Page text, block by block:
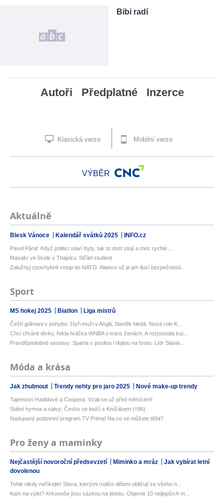
Bibi radí
Autoři Předplatné Inzerce
Klasická verze Mobilní verze
VÝBĚR
Aktuálně
Blesk Vánoce Kalendář svátků 2025 INFO.cz
Pavel Páral: Když politici staví byty, tak to dost stojí a moc rychle ...
Masakr ve škole v Thajsku: Střílel student
Zalužnyj zpochybnil vstup do NATO. Aliance už je jen iluzí bezpečnosti...
Sport
MS hokej 2025 Biatlon Liga mistrů
Čeští gólmani v pohybu: čtyři muži v Anglii, Staněk hledá. Nová role K...
Chci chránit dívky, řekla hráčka WNBA o trans ženách. A rozpoutala kul...
Pravděpodobné sestavy: Sparta s posilou i Vojtou na hrotu. Lídr Slavie...
Móda a krása
Jak zhubnout Trendy nehty pro jaro 2025 Nové make-up trendy
Tajemství Hadidové a Coopera: Vzali se už před měsícem!
Státní hymna a salvy: Česko se loučí s Knížákem (†86)
Nadupaný podzimní program TV Prima! Na co se můžete těšit?
Pro ženy a maminky
Nejčastější novoroční předsevzetí Miminko a mráz
Jak vybírat letní
dovolenou
Tohle nikdy neříkejte! Slova, kterými rodiče dětem ubližují ze všeho n...
Kam na výlet? Krkonoše jsou sázkou na jistotu. Objevte 10 nejlepších m...